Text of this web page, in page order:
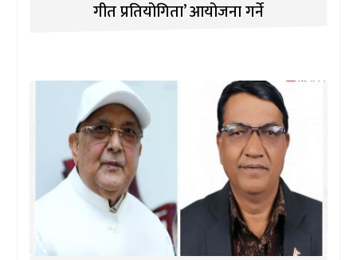
गीत प्रतियोगिता’ आयोजना गर्ने